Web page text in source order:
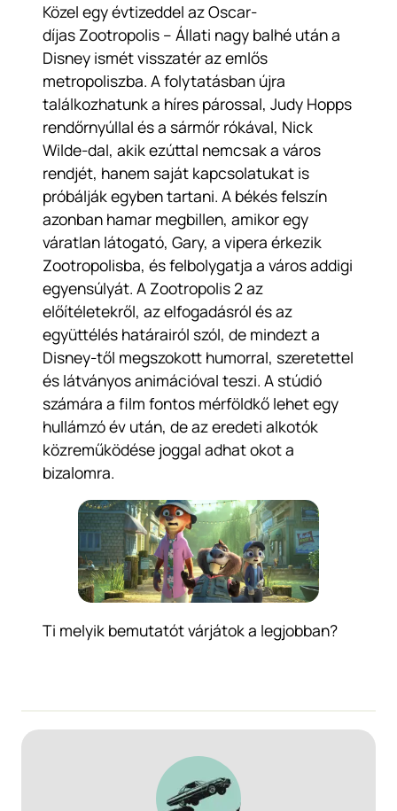
Közel egy évtizeddel az Oscar-
díjas Zootropolis – Állati nagy balhé után a
Disney ismét visszatér az emlős
metropoliszba. A folytatásban újra
találkozhatunk a híres párossal, Judy Hopps
rendőrnyúllal és a sármőr rókával, Nick
Wilde-dal, akik ezúttal nemcsak a város
rendjét, hanem saját kapcsolatukat is
próbálják egyben tartani. A békés felszín
azonban hamar megbillen, amikor egy
váratlan látogató, Gary, a vipera érkezik
Zootropolisba, és felbolygatja a város addigi
egyensúlyát. A Zootropolis 2az
előítéletekről, az elfogadásról és az
együttélés határairól szól, de mindezt a
Disney-től megszokott humorral, szeretettel
és látványos animációval teszi. A stúdió
számára a film fontos mérföldkő lehet egy
hullámzó év után, de az eredeti alkotók
közreműködése joggal adhat okot a
bizalomra.
Ti melyik bemutatót várjátok a legjobban?